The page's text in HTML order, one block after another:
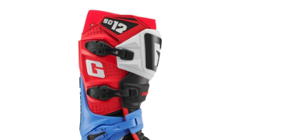
hvězdiček.